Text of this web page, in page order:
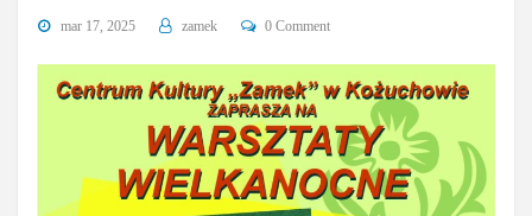
mar 17, 2025 zamek 0 Comment